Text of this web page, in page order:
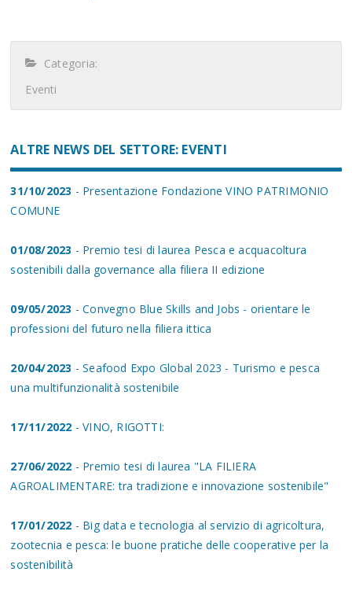
Categoria:
Eventi
ALTRE NEWS DEL SETTORE: EVENTI
31/10/2023 - Presentazione Fondazione VINO PATRIMONIO
COMUNE
01/08/2023 - Premio tesi di laurea Pesca e acquacoltura
sostenibili dalla governance alla filiera II edizione
09/05/2023 - Convegno Blue Skills and Jobs - orientare le
professioni del futuro nella filiera ittica
20/04/2023 - Seafood Expo Global 2023 - Turismo e pesca
una multifunzionalità sostenibile
17/11/2022 - VINO, RIGOTTI:
27/06/2022 - Premio tesi di laurea "LA FILIERA
AGROALIMENTARE: tra tradizione e innovazione sostenibile"
17/01/2022 - Big data e tecnologia al servizio di agricoltura,
zootecnia e pesca: le buone pratiche delle cooperative per la
sostenibilità